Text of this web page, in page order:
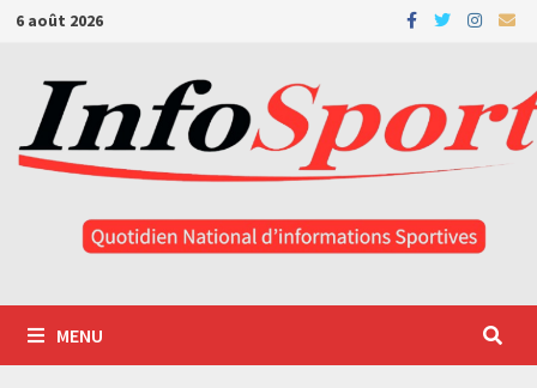
Passer
contenu
6 août 2026
MENU